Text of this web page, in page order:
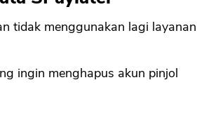
tidak menggunakan lagi layanan
ingin menghapus akun pinjol